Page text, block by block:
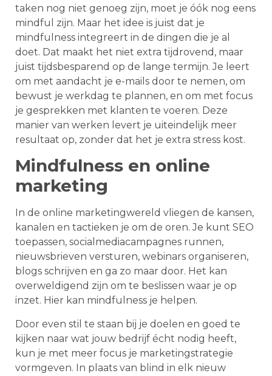
taken nog niet genoeg zijn, moet je óók nog eens
mindful zijn. Maar het idee is juist dat je
mindfulness integreert in de dingen die je al
doet. Dat maakt het niet extra tijdrovend, maar
juist tijdsbesparend op de lange termijn. Je leert
om met aandacht je e-mails door te nemen, om
bewust je werkdag te plannen, en om met focus
je gesprekken met klanten te voeren. Deze
manier van werken levert je uiteindelijk meer
resultaat op, zonder dat het je extra stress kost.
Mindfulness en online
marketing
In de online marketingwereld vliegen de kansen,
kanalen en tactieken je om de oren. Je kunt SEO
toepassen, socialmediacampagnes runnen,
nieuwsbrieven versturen, webinars organiseren,
blogs schrijven en ga zo maar door. Het kan
overweldigend zijn om te beslissen waar je op
inzet. Hier kan mindfulness je helpen.
Door even stil te staan bij je doelen en goed te
kijken naar wat jouw bedrijf écht nodig heeft,
kun je met meer focus je marketingstrategie
vormgeven. In plaats van blind in elk nieuw